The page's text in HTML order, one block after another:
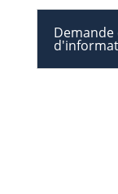
Demande